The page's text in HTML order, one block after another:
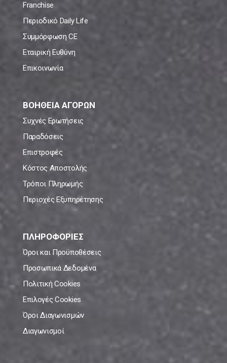
Franchise
Περιοδικό Daily Life
Συμμόρφωση CE
Εταιρική Ευθύνη
Επικοινωνία
ΒΟΗΘΕΙΑ ΑΓΟΡΩΝ
Συχνές Ερωτήσεις
Παραδόσεις
Επιστροφές
Κόστος Αποστολής
Τρόποι Πληρωμής
Περιοχές Εξυπηρέτησης
ΠΛΗΡΟΦΟΡΙΕΣ
Όροι και Προϋποθέσεις
Προσωπικά Δεδομένα
Πολιτική Cookies
Επιλογές Cookies
Όροι Διαγωνισμών
Διαγωνισμοί